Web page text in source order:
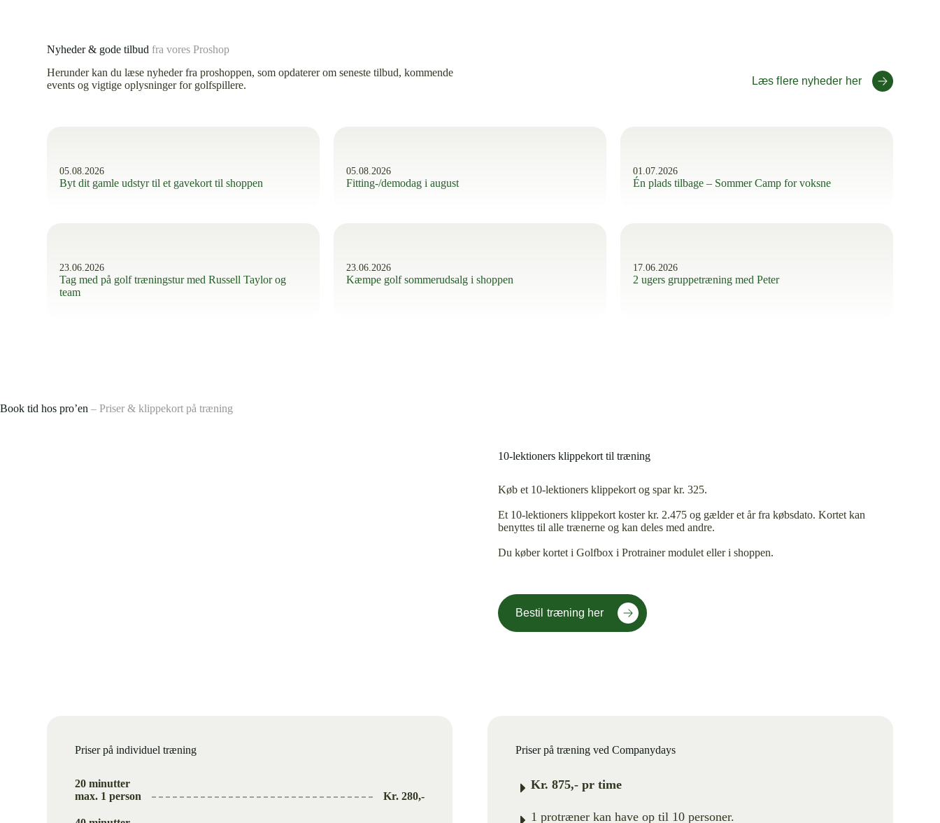
Nyheder & gode tilbudfra vores Proshop
Herunder kan du læse nyheder fra proshoppen, som opdaterer om seneste tilbud, kommende
events og vigtige oplysninger for golfspillere.
Læs flere nyheder her
05.08.2026
Byt dit gamle udstyr til et gavekort til shoppen
05.08.2026
Fitting-/demodag i august
01.07.2026
Én plads tilbage – Sommer Camp for voksne
23.06.2026
Tag med på golf træningstur med Russell Taylor og
team
23.06.2026
Kæmpe golf sommerudsalg i shoppen
17.06.2026
2 ugers gruppetræning med Peter
Book tid hos pro’en – Priser & klippekort på træning
10-lektioners klippekort til træning
Køb et 10-lektioners klippekort og spar kr. 325.
Et 10-lektioners klippekort koster kr. 2.475 og gælder et år fra købsdato. Kortet kan
benyttes til alle trænerne og kan deles med andre.
Du køber kortet i Golfbox i Protrainer modulet eller i shoppen.
Bestil træning her
Priser på individuel træning
20 minutter
max. 1 person
Kr. 280,-
Priser på træning ved Companydays
Kr. 875,- pr time
1 protræner kan have op til 10 personer.